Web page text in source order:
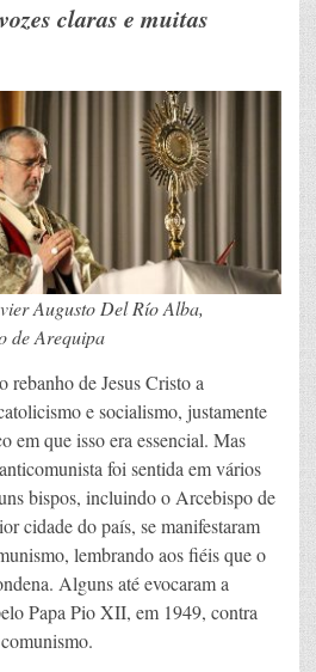
claras e muitas
Augusto Del Río Alba,
de Arequipa
rebanho de Jesus Cristo a
e socialismo, justamente
em que isso era essencial. Mas
foi sentida em vários
bispos, incluindo o Arcebispo de
cidade do país, se manifestaram
lembrando aos fiéis que o
Alguns até evocaram a
Papa Pio XII, em 1949, contra